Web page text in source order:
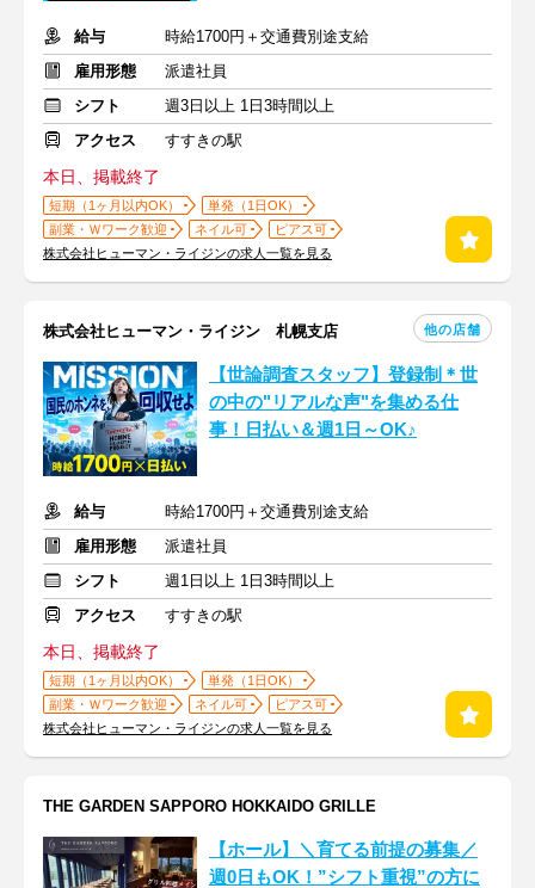
給与
時給1700円＋交通費別途支給
雇用形態
派遣社員
シフト
週3日以上 1日3時間以上
アクセス
すすきの駅
本日、掲載終了
短期（1ヶ月以内OK）
単発（1日OK）
副業・Ｗワーク歓迎
ネイル可
ピアス可
株式会社ヒューマン・ライジンの求人一覧を見る
株式会社ヒューマン・ライジン 札幌支店 他の店舗
【世論調査スタッフ】登録制＊世
の中の"リアルな声"を集める仕
事！日払い＆週1日～OK♪
給与
時給1700円＋交通費別途支給
雇用形態
派遣社員
シフト
週1日以上 1日3時間以上
アクセス
すすきの駅
本日、掲載終了
短期（1ヶ月以内OK）
単発（1日OK）
副業・Ｗワーク歓迎
ネイル可
ピアス可
株式会社ヒューマン・ライジンの求人一覧を見る
THE GARDEN SAPPORO HOKKAIDO GRILLE
【ホール】＼育てる前提の募集／
週0日もOK！”シフト重視”の方に